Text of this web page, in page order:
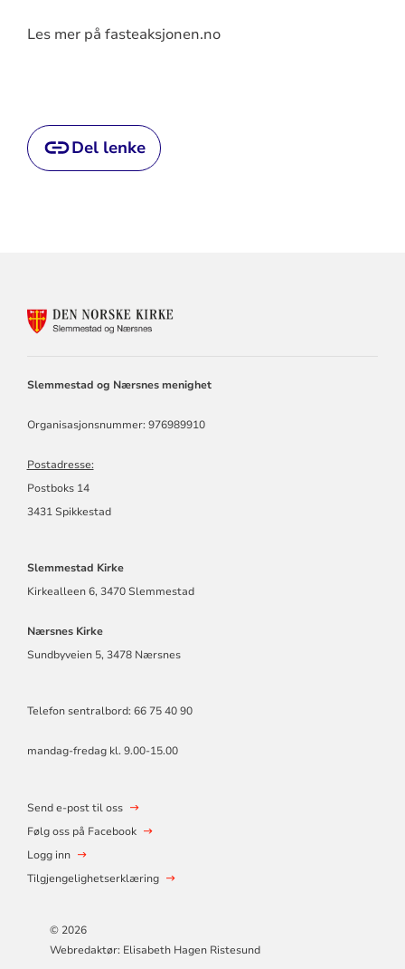
Les mer på fasteaksjonen.no
Del lenke
Slemmestad og Nærsnes menighet
Organisasjonsnummer: 976989910
Postadresse:
Postboks 14
3431 Spikkestad
Slemmestad Kirke
Kirkealleen 6, 3470 Slemmestad
Nærsnes Kirke
Sundbyveien 5, 3478 Nærsnes
Telefon sentralbord: 66 75 40 90
mandag-fredag kl. 9.00-15.00
Send e-post til oss
Følg oss på Facebook
Logg inn
Tilgjengelighetserklæring
© 2026
Webredaktør: Elisabeth Hagen Ristesund